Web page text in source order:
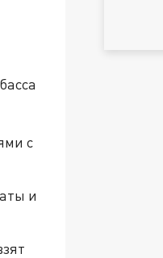
с
и